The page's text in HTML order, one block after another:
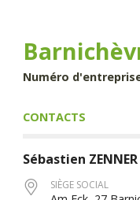
principal
Numéro d'entreprise
CONTACTS
Sébastien ZENNER
SIÈGE SOCIAL